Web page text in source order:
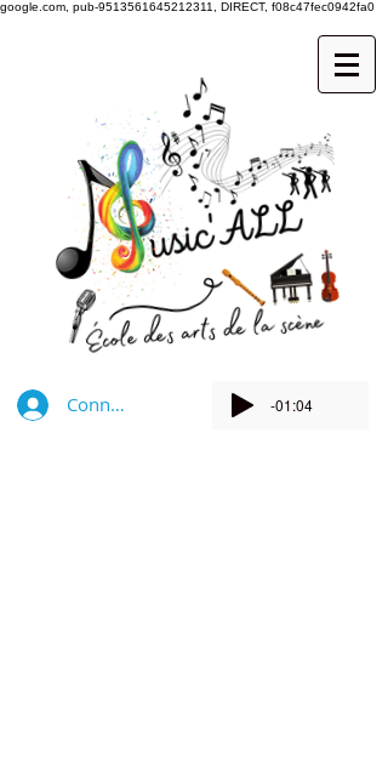
google.com, pub-9513561645212311, DIRECT, f08c47fec0942fa0
Connexion -01:04